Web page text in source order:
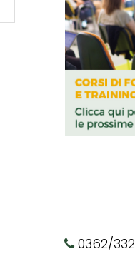
0362/